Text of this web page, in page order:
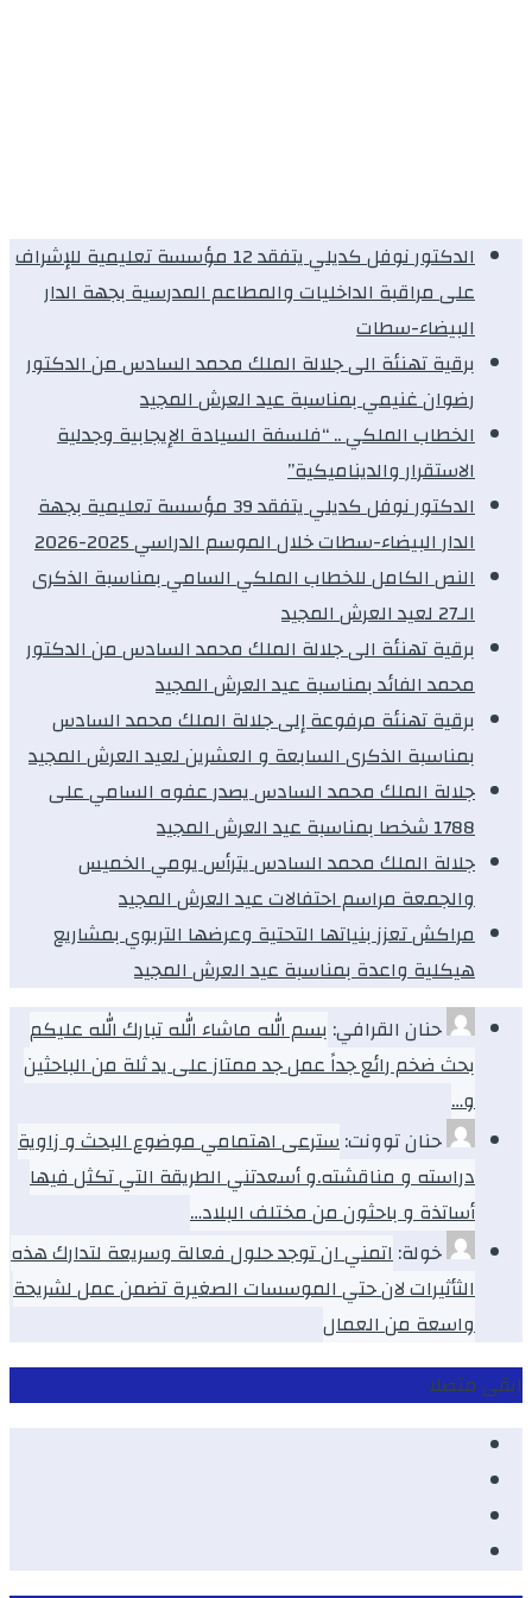
الدكتور نوفل كديلي يتفقد 12 مؤسسة تعليمية للإشراف
على مراقبة الداخليات والمطاعم المدرسية بجهة الدار
البيضاء-سطات
برقية تهنئة الى جلالة الملك محمد السادس من الدكتور
رضوان غنيمي بمناسبة عيد العرش المجيد
الخطاب الملكي .. “فلسفة السيادة الإيجابية وجدلية
الاستقرار والديناميكية”
الدكتور نوفل كديلي يتفقد 39 مؤسسة تعليمية بجهة
الدار البيضاء-سطات خلال الموسم الدراسي 2025-2026
النص الكامل للخطاب الملكي السامي بمناسبة الذكرى
الـ27 لعيد العرش المجيد
برقية تهنئة الى جلالة الملك محمد السادس من الدكتور
محمد الفائد بمناسبة عيد العرش المجيد
برقية تهنئة مرفوعة إلى جلالة الملك محمد السادس
بمناسبة الذكرى السابعة و العشرين لعيد العرش المجيد
جلالة الملك محمد السادس يصدر عفوه السامي على
1788 شخصا بمناسبة عيد العرش المجيد
جلالة الملك محمد السادس يترأس يومي الخميس
والجمعة مراسم احتفالات عيد العرش المجيد
مراكش تعزز بنياتها التحتية وعرضها التربوي بمشاريع
هيكلية واعدة بمناسبة عيد العرش المجيد
حنان القرافي: بسم الله ماشاء الله تبارك الله عليكم
بحث ضخم رائع جداً عمل جد ممتاز على يد ثلة من الباحثين
و…
حنان توونت:سترعى اهتمامي موضوع البحث و زاوية
دراسته و مناقشته.و أسعدتني الطريقة التي تكثل فيها
أساتذة و باحثون من مختلف البلاد…
خولة:اتمني ان توجد حلول فعالة وسريعة لتدارك هذه
الثأثيرات لان حتي الموسسات الصغيرة تضمن عمل لشريحة
واسعة من العمال
ابقى متصلا